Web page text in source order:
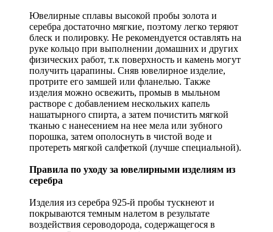
Ювелирные сплавы высокой пробы золота и
серебра достаточно мягкие, поэтому легко теряют
блеск и полировку. Не рекомендуется оставлять на
руке кольцо при выполнении домашних и других
физических работ, т.к поверхность и камень могут
получить царапины. Сняв ювелирное изделие,
протрите его замшей или фланелью. Также
изделия можно освежить, промыв в мыльном
растворе с добавлением нескольких капель
нашатырного спирта, а затем почистить мягкой
тканью с нанесением на нее мела или зубного
порошка, затем ополоснуть в чистой воде и
протереть мягкой салфеткой (лучше специальной).
Правила по уходу за ювелирными изделиям из
серебра
Изделия из серебра 925-й пробы тускнеют и
покрываются темным налетом в результате
воздействия сероводорода, содержащегося в